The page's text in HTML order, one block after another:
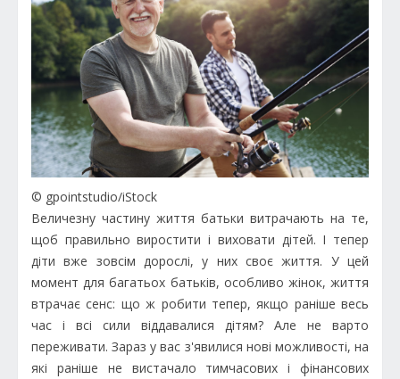
© gpointstudio/iStock
Величезну частину життя батьки витрачають на те,
щоб правильно виростити і виховати дітей. І тепер
діти вже зовсім дорослі, у них своє життя. У цей
момент для багатьох батьків, особливо жінок, життя
втрачає сенс: що ж робити тепер, якщо раніше весь
час і всі сили віддавалися дітям? Але не варто
переживати. Зараз у вас з'явилися нові можливості, на
які раніше не вистачало тимчасових і фінансових